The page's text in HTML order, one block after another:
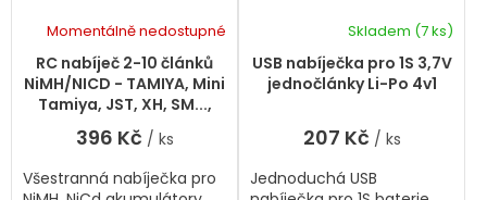
RC nabíječ 2-10 článků
NiMH/NICD - TAMIYA, Mini
Tamiya, JST, XH, SM...,
Soshine
Momentálně nedostupné
396 Kč / ks
Všestranná nabíječka pro
USB nabíječka pro 1S 3,7V
jednočlánky Li-Po 4v1
Skladem (7 ks)
207 Kč / ks
Jednoduchá USB